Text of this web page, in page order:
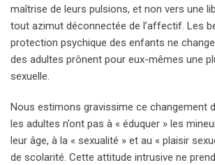
maîtrise de leurs pulsions, et non vers une
tout azimut déconnectée de l’affectif. Les
protection psychique des enfants ne
des adultes prônent pour eux-mêmes une
sexuelle.
Nous estimons gravissime ce changement
les adultes n’ont pas à « éduquer » les
leur âge, à la « sexualité » et au « plaisir
de scolarité. Cette attitude intrusive ne